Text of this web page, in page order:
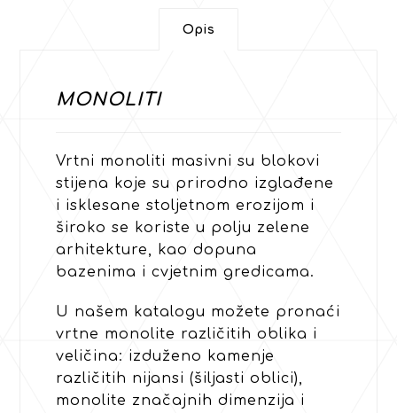
Opis
MONOLITI
Vrtni monoliti masivni su blokovi
stijena koje su prirodno izglađene
i isklesane stoljetnom erozijom i
široko se koriste u polju zelene
arhitekture, kao dopuna
bazenima i cvjetnim gredicama.
U našem katalogu možete pronaći
vrtne monolite različitih oblika i
veličina: izduženo kamenje
različitih nijansi (šiljasti oblici),
monolite značajnih dimenzija i